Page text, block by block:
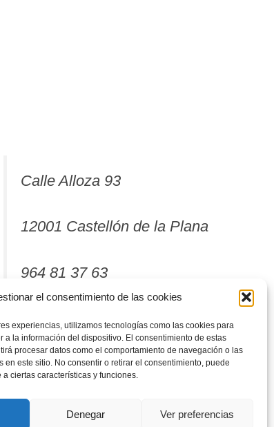
el consentimiento de las cookies
experiencias, utilizamos tecnologías como las cookies para
a la información del dispositivo. El consentimiento de estas
procesar datos como el comportamiento de navegación o las
en este sitio. No consentir o retirar el consentimiento, puede
ciertas características y funciones.
Denegar Ver preferencias
Calle Alloza 93
12001 Castellón de la Plana
964 81 37 63